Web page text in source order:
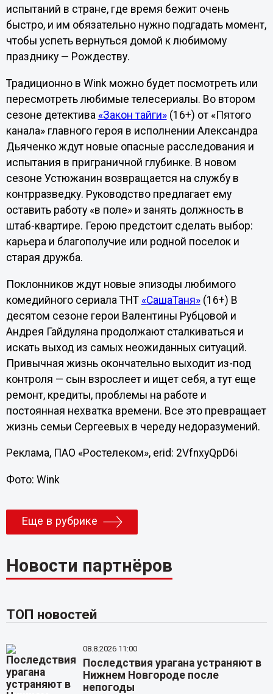
испытаний в стране, где время бежит очень
быстро, и им обязательно нужно подгадать момент,
чтобы успеть вернуться домой к любимому
празднику — Рождеству.
Традиционно в Wink можно будет посмотреть или
пересмотреть любимые телесериалы. Во втором
сезоне детектива «Закон тайги»(16+) от «Пятого
канала» главного героя в исполнении Александра
Дьяченко ждут новые опасные расследования и
испытания в приграничной глубинке. В новом
сезоне Устюжанин возвращается на службу в
контрразведку. Руководство предлагает ему
оставить работу «в поле» и занять должность в
штаб-квартире. Герою предстоит сделать выбор:
карьера и благополучие или родной поселок и
старая дружба.
Поклонников ждут новые эпизоды любимого
комедийного сериала ТНТ «СашаТаня»(16+) В
десятом сезоне герои Валентины Рубцовой и
Андрея Гайдуляна продолжают сталкиваться и
искать выход из самых неожиданных ситуаций.
Привычная жизнь окончательно выходит из-под
контроля — сын взрослеет и ищет себя, а тут еще
ремонт, кредиты, проблемы на работе и
постоянная нехватка времени. Все это превращает
жизнь семьи Сергеевых в череду недоразумений.
Реклама, ПАО «Ростелеком», erid: 2VfnxyQpD6i
Фото: Wink
Еще в рубрике
Новости партнёров
ТОП новостей
08.8.2026 11:00
Последствия урагана устраняют в
Нижнем Новгороде после
непогоды